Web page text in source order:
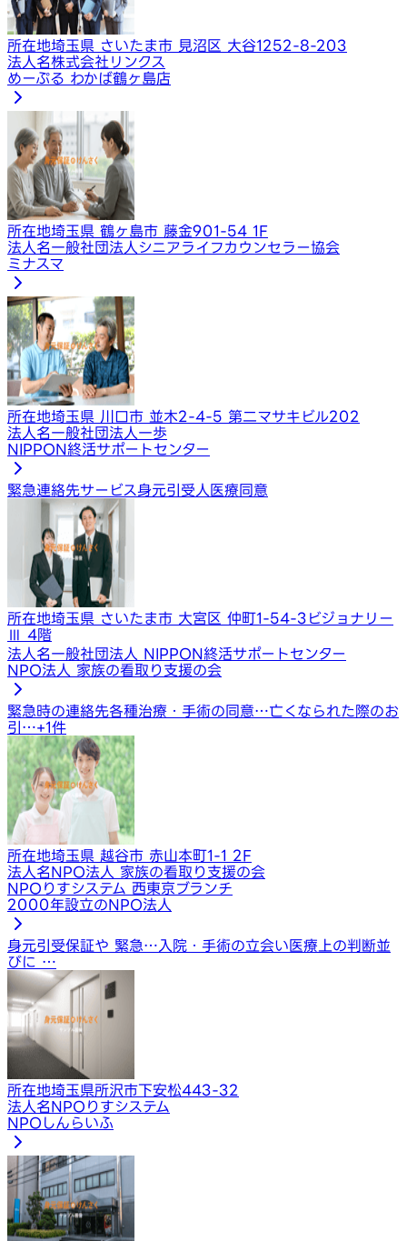
所在地埼玉県 さいたま市 見沼区 大谷1252-8-203
法人名株式会社リンクス
めーぷる わかば鶴ヶ島店
所在地埼玉県 鶴ヶ島市 藤金901-54 1F
法人名一般社団法人シニアライフカウンセラー協会
ミナスマ
所在地埼玉県 川口市 並木2-4-5 第二マサキビル202
法人名一般社団法人一歩
NIPPON終活サポートセンター
緊急連絡先サービス身元引受人医療同意
所在地埼玉県 さいたま市 大宮区 仲町1-54-3ビジョナリー
Ⅲ 4階
法人名一般社団法人 NIPPON終活サポートセンター
NPO法人 家族の看取り支援の会
緊急時の連絡先各種治療・手術の同意…亡くなられた際のお
引…+1件
所在地埼玉県 越谷市 赤山本町1-1 2F
法人名NPO法人 家族の看取り支援の会
NPOりすシステム 西東京ブランチ
2000年設立のNPO法人
身元引受保証や 緊急… 入院・手術の立会い医療上の判断並
びに …
所在地埼玉県所沢市下安松443-32
法人名NPOりすシステム
NPOしんらいふ